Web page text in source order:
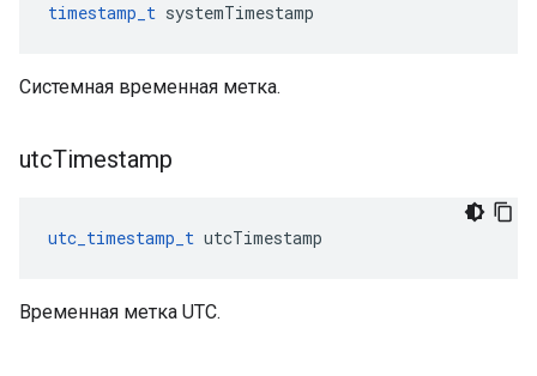
timestamp_t systemTimestamp
Системная временная метка.
utcTimestamp
utc_timestamp_t utcTimestamp
Временная метка UTC.